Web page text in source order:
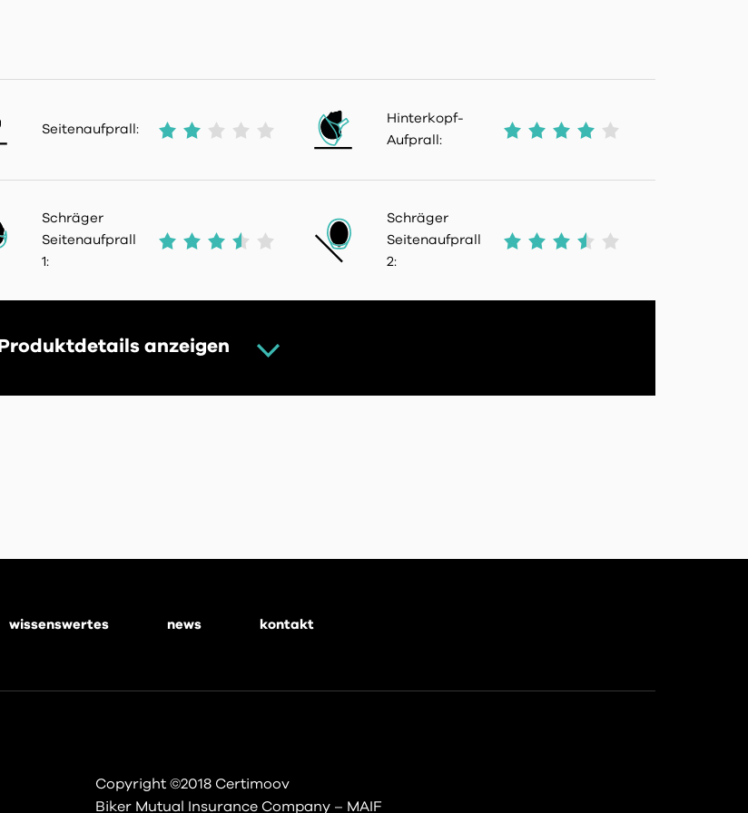
Seitenaufprall:
Hinterkopf-
Aufprall:
Schräger
Seitenaufprall
1:
Schräger
Seitenaufprall
2:
Produktdetails anzeigen
wissenswertes news kontakt
Copyright ©2018 Certimoov
Biker Mutual Insurance Company – MAIF